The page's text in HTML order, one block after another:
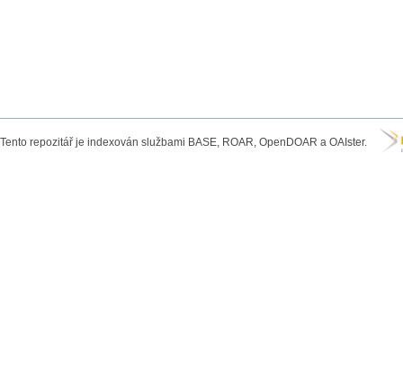
Tento repozitář je indexován službami BASE, ROAR, OpenDOAR a OAIster.